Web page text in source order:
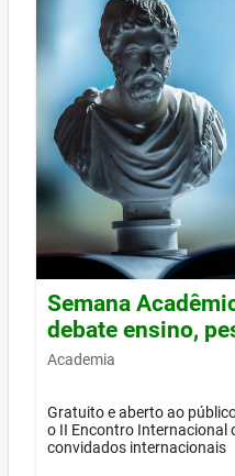
Semana
debate ensino,
Academia
Gratuito e aberto ao
o II Encontro Internacional
convidados internacionais